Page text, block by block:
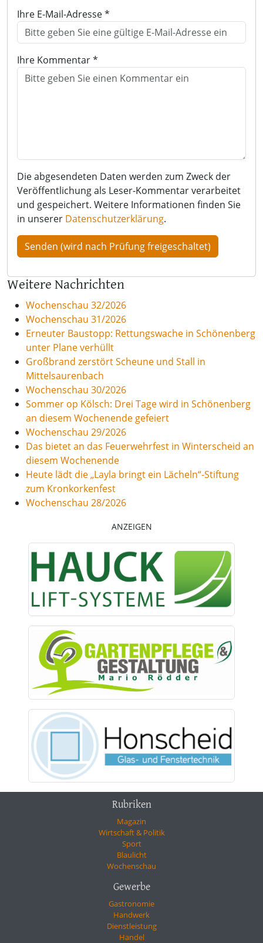
Ihre E-Mail-Adresse *
Ihre Kommentar *
Die abgesendeten Daten werden zum Zweck der
Veröffentlichung als Leser-Kommentar verarbeitet
und gespeichert. Weitere Informationen finden Sie
in unserer Datenschutzerklärung.
Weitere Nachrichten
Wochenschau 32/2026
Wochenschau 31/2026
Erneuter Baustopp: Rettungswache in Schönenberg
unter Plane verhüllt
Großbrand zerstört Scheune und Stall in
Mittelsaurenbach
Wochenschau 30/2026
Sommer op Kölsch: Drei Tage wird in Schönenberg
an diesem Wochenende gefeiert
Wochenschau 29/2026
Das bietet an das Feuerwehrfest in Winterscheid an
diesem Wochenende
Heute lädt die „Layla bringt ein Lächeln“-Stiftung
zum Kronkorkenfest
Wochenschau 28/2026
ANZEIGEN
Rubriken
Magazin
Wirtschaft & Politik
Sport
Blaulicht
Wochenschau
Gewerbe
Gastronomie
Handwerk
Dienstleistung
Handel